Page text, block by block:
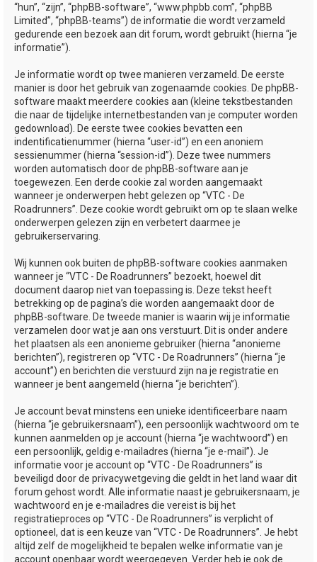
“hun”, “zijn”, “phpBB-software”, “www.phpbb.com”, “phpBB
Limited”, “phpBB-teams”) de informatie die wordt verzameld
gedurende een bezoek aan dit forum, wordt gebruikt (hierna “je
informatie”).
Je informatie wordt op twee manieren verzameld. De eerste
manier is door het gebruik van zogenaamde cookies. De phpBB-
software maakt meerdere cookies aan (kleine tekstbestanden
die naar de tijdelijke internetbestanden van je computer worden
gedownload). De eerste twee cookies bevatten een
indentificatienummer (hierna “user-id”) en een anoniem
sessienummer (hierna “session-id”). Deze twee nummers
worden automatisch door de phpBB-software aan je
toegewezen. Een derde cookie zal worden aangemaakt
wanneer je onderwerpen hebt gelezen op “VTC - De
Roadrunners”. Deze cookie wordt gebruikt om op te slaan welke
onderwerpen gelezen zijn en verbetert daarmee je
gebruikerservaring.
Wij kunnen ook buiten de phpBB-software cookies aanmaken
wanneer je “VTC - De Roadrunners” bezoekt, hoewel dit
document daarop niet van toepassing is. Deze tekst heeft
betrekking op de pagina’s die worden aangemaakt door de
phpBB-software. De tweede manier is waarin wij je informatie
verzamelen door wat je aan ons verstuurt. Dit is onder andere
het plaatsen als een anonieme gebruiker (hierna “anonieme
berichten”), registreren op “VTC - De Roadrunners” (hierna “je
account”) en berichten die verstuurd zijn na je registratie en
wanneer je bent aangemeld (hierna “je berichten”).
Je account bevat minstens een unieke identificeerbare naam
(hierna “je gebruikersnaam”), een persoonlijk wachtwoord om te
kunnen aanmelden op je account (hierna “je wachtwoord”) en
een persoonlijk, geldig e-mailadres (hierna “je e-mail”). Je
informatie voor je account op “VTC - De Roadrunners” is
beveiligd door de privacywetgeving die geldt in het land waar dit
forum gehost wordt. Alle informatie naast je gebruikersnaam, je
wachtwoord en je e-mailadres die vereist is bij het
registratieproces op “VTC - De Roadrunners” is verplicht of
optioneel, dat is een keuze van “VTC - De Roadrunners”. Je hebt
altijd zelf de mogelijkheid te bepalen welke informatie van je
account openbaar wordt weergegeven. Verder heb je ook de